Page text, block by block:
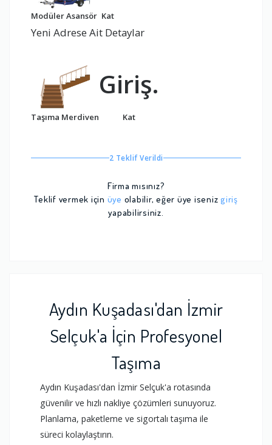
Modüler Asansör Kat
Yeni Adrese Ait Detaylar
Taşıma Merdiven
Giriş.
Kat
2 Teklif Verildi
Firma mısınız?
Teklif vermek için üye olabilir, eğer üye iseniz giriş
yapabilirsiniz.
Aydın Kuşadası'dan İzmir
Selçuk'a İçin Profesyonel
Taşıma
Aydın Kuşadası'dan İzmir Selçuk'a rotasında
güvenilir ve hızlı nakliye çözümleri sunuyoruz.
Planlama, paketleme ve sigortalı taşıma ile
süreci kolaylaştırın.